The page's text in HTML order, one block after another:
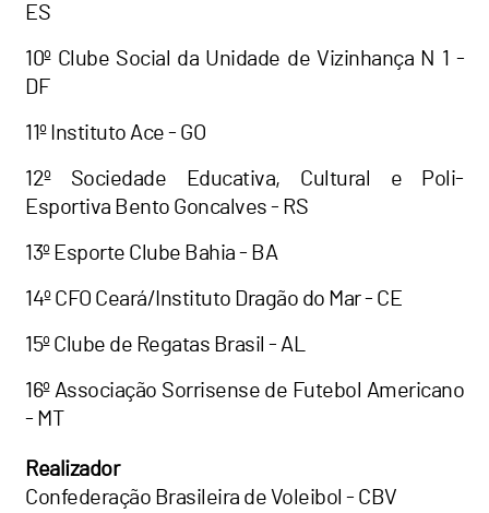
ES
10º Clube Social da Unidade de Vizinhança N 1 -
DF
11º Instituto Ace - GO
12º Sociedade Educativa, Cultural e Poli-
Esportiva Bento Goncalves - RS
13º Esporte Clube Bahia - BA
14º CFO Ceará/Instituto Dragão do Mar - CE
15º Clube de Regatas Brasil - AL
16º Associação Sorrisense de Futebol Americano
- MT
Realizador
Confederação Brasileira de Voleibol - CBV